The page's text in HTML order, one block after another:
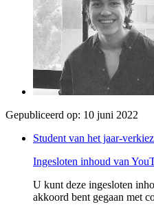
Gepubliceerd op: 10 juni 2022
Student van het jaar-
Ingesloten inhoud van
U kunt deze ingesloten
akkoord bent gegaan met